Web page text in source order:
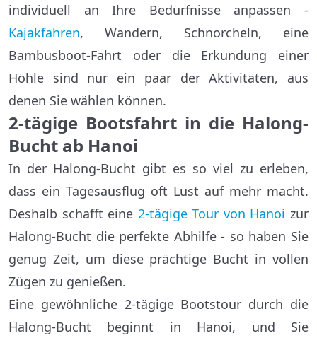
individuell an Ihre Bedürfnisse anpassen -
Kajakfahren, Wandern, Schnorcheln, eine
Bambusboot-Fahrt oder die Erkundung einer
Höhle sind nur ein paar der Aktivitäten, aus
denen Sie wählen können.
2-tägige Bootsfahrt in die Halong-
Bucht ab Hanoi
In der Halong-Bucht gibt es so viel zu erleben,
dass ein Tagesausflug oft Lust auf mehr macht.
Deshalb schafft eine 2-tägige Tour von Hanoi zur
Halong-Bucht die perfekte Abhilfe - so haben Sie
genug Zeit, um diese prächtige Bucht in vollen
Zügen zu genießen.
Eine gewöhnliche 2-tägige Bootstour durch die
Halong-Bucht beginnt in Hanoi, und Sie